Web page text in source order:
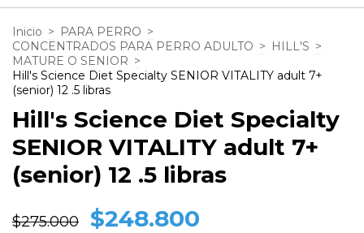
Inicio > PARA PERRO >
CONCENTRADOS PARA PERRO ADULTO > HILL'S >
MATURE O SENIOR >
Hill's Science Diet Specialty SENIOR VITALITY adult 7+
(senior) 12 .5 libras
Hill's Science Diet Specialty
SENIOR VITALITY adult 7+
(senior) 12 .5 libras
$275.000 $248.800